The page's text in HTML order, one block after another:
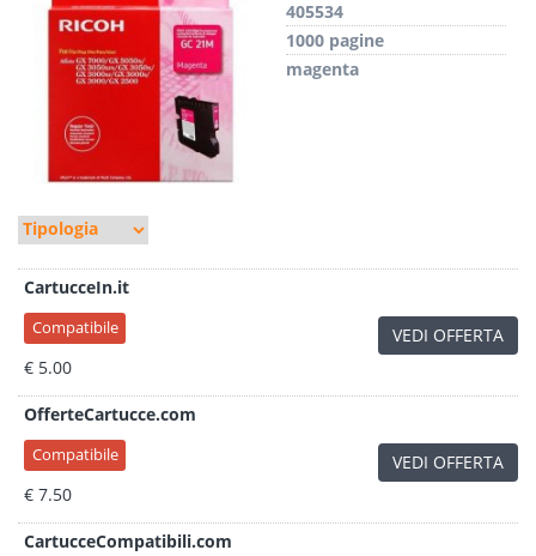
405534
1000 pagine
magenta
CartucceIn.it
Compatibile
€ 5.00
VEDI OFFERTA
OfferteCartucce.com
Compatibile
€ 7.50
VEDI OFFERTA
CartucceCompatibili.com